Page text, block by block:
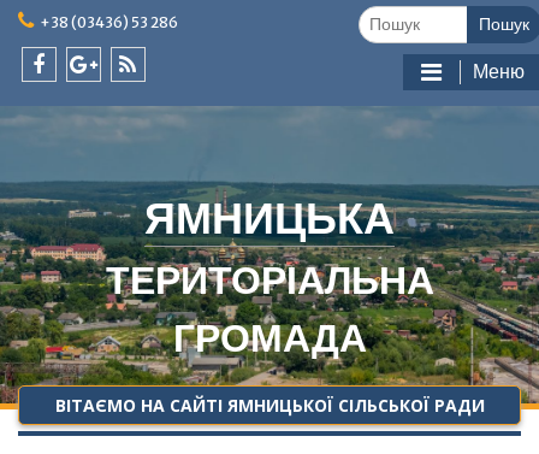
Skip
content
+38 (03436) 53 286
plus
ЯМНИЦЬКА
ТЕРИТОРІАЛЬНА
ГРОМАДА
Меню
ВІТАЄМО НА САЙТІ ЯМНИЦЬКОЇ СІЛЬСЬКОЇ РАДИ
Шукати: